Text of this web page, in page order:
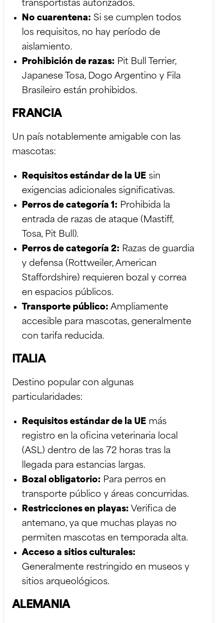
transportistas autorizados.
No cuarentena: Si se cumplen todos
los requisitos, no hay período de
aislamiento.
Prohibición de razas: Pit Bull Terrier,
Japanese Tosa, Dogo Argentino y Fila
Brasileiro están prohibidos.
FRANCIA
Un país notablemente amigable con las
mascotas:
Requisitos estándar de la UE sin
exigencias adicionales significativas.
Perros de categoría 1: Prohibida la
entrada de razas de ataque (Mastiff,
Tosa, Pit Bull).
Perros de categoría 2: Razas de guardia
y defensa (Rottweiler, American
Staffordshire) requieren bozal y correa
en espacios públicos.
Transporte público: Ampliamente
accesible para mascotas, generalmente
con tarifa reducida.
ITALIA
Destino popular con algunas
particularidades:
Requisitos estándar de la UE más
registro en la oficina veterinaria local
(ASL) dentro de las 72 horas tras la
llegada para estancias largas.
Bozal obligatorio: Para perros en
transporte público y áreas concurridas.
Restricciones en playas: Verifica de
antemano, ya que muchas playas no
permiten mascotas en temporada alta.
Acceso a sitios culturales:
Generalmente restringido en museos y
sitios arqueológicos.
ALEMANIA